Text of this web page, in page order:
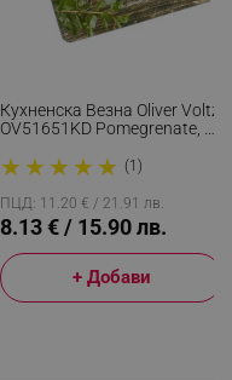
Кухненска Везна Oliver Voltz
OV51651KD Pomegrenate, 5
Многоцветен
★ ★ ★ ★ ★ (1)
ПЦД: 11.20 € / 21.91 лв.
8.13 € / 15.90 лв.
+ Добави